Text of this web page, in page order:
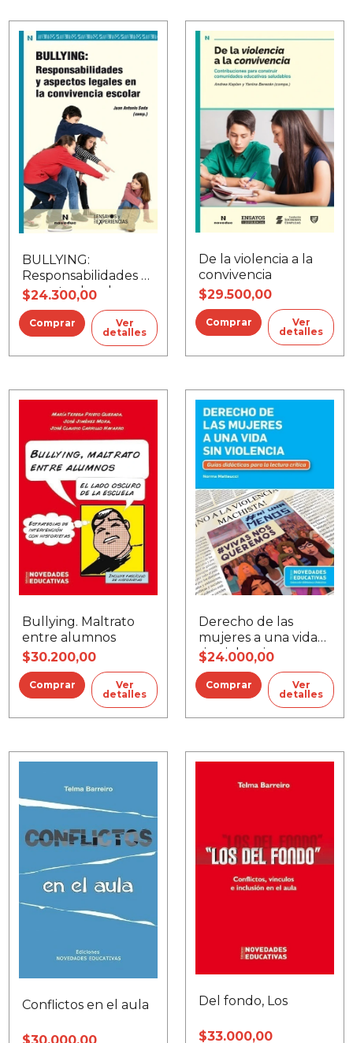
BULLYING:
Responsabilidades y
aspectos legales en
la convivencia
escolar
$24.300,00
Ver
detalles
De la violencia a la
convivencia
$29.500,00
Ver
detalles
Bullying. Maltrato
entre alumnos
$30.200,00
Ver
detalles
Derecho de las
mujeres a una vida
sin violencia
$24.000,00
Ver
detalles
Conflictos en el aula Del fondo, Los
$33.000,00